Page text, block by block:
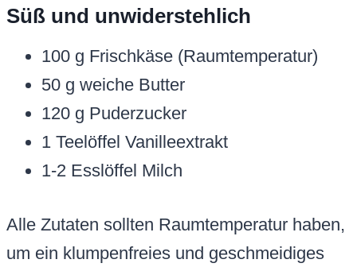
Süß und unwiderstehlich
100 g Frischkäse (Raumtemperatur)
50 g weiche Butter
120 g Puderzucker
1 Teelöffel Vanilleextrakt
1-2 Esslöffel Milch
Alle Zutaten sollten Raumtemperatur haben,
um ein klumpenfreies und geschmeidiges